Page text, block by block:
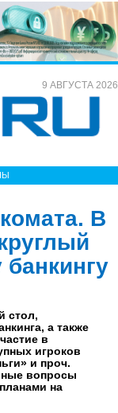
9 АВГУСТА 2026
В
стол,
а также
в
игроков
и проч.
вопросы
на